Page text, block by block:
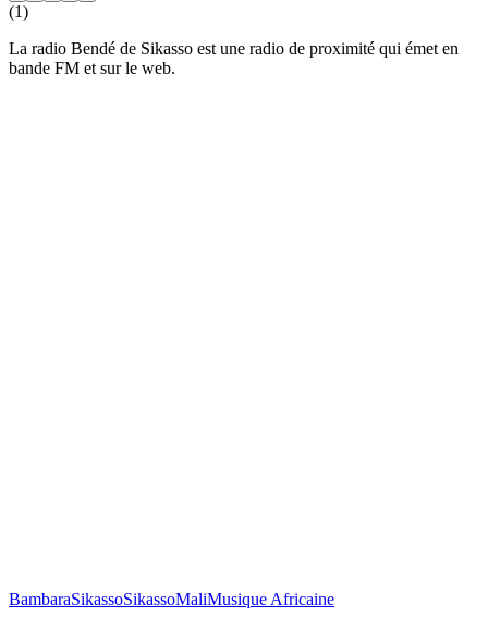
(1)
La radio Bendé de Sikasso est une radio de proximité qui émet en
bande FM et sur le web.
BambaraSikassoSikassoMaliMusique Africaine